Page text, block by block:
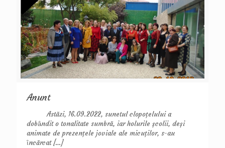
Anunt
Astăzi, 16.09.2022, sunetul clopoţelului a
dobȃndit o tonalitate sumbră, iar holurile şcolii, deşi
animate de prezenţele joviale ale micuţilor, s-au
ȋncărcat[…]